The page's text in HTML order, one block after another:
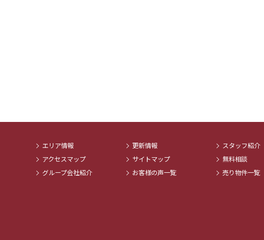
エリア情報
アクセスマップ
グループ会社紹介
更新情報
サイトマップ
お客様の声一覧
スタッフ紹介
無料相談
売り物件一覧